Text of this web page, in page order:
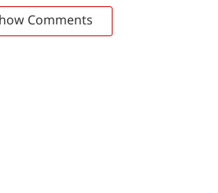
Comments